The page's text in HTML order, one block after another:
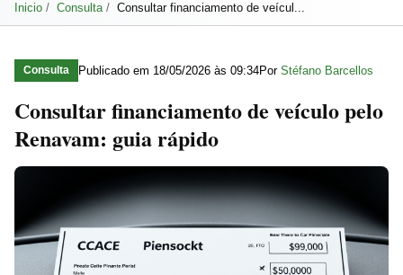
Inicio Consulta Consultar financiamento de veícul...
Consulta Publicado em 18/05/2026 às 09:34Por Stéfano Barcellos
Consultar financiamento de veículo pelo
Renavam: guia rápido